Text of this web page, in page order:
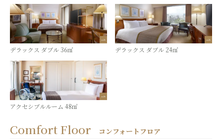
デラックス ダブル 36㎡ デラックス ダブル 24㎡
アクセシブルルーム 48㎡
Comfort Floor コンフォートフロア